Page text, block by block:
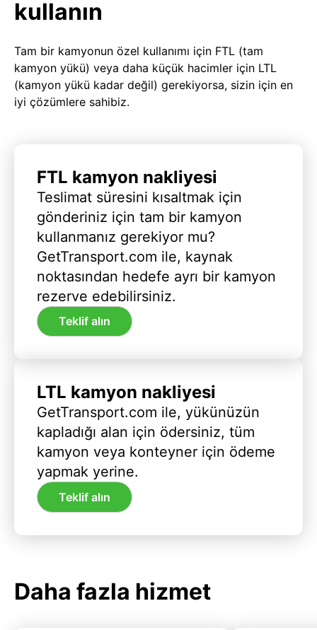
kullanın
Tam bir kamyonun özel kullanımı için FTL (tam
kamyon yükü) veya daha küçük hacimler için LTL
(kamyon yükü kadar değil) gerekiyorsa, sizin için en
iyi çözümlere sahibiz.
FTL kamyon nakliyesi
Teslimat süresini kısaltmak için
gönderiniz için tam bir kamyon
kullanmanız gerekiyor mu?
GetTransport.com ile, kaynak
noktasından hedefe ayrı bir kamyon
rezerve edebilirsiniz.
Teklif alın
LTL kamyon nakliyesi
GetTransport.com ile, yükünüzün
kapladığı alan için ödersiniz, tüm
kamyon veya konteyner için ödeme
yapmak yerine.
Teklif alın
Daha fazla hizmet